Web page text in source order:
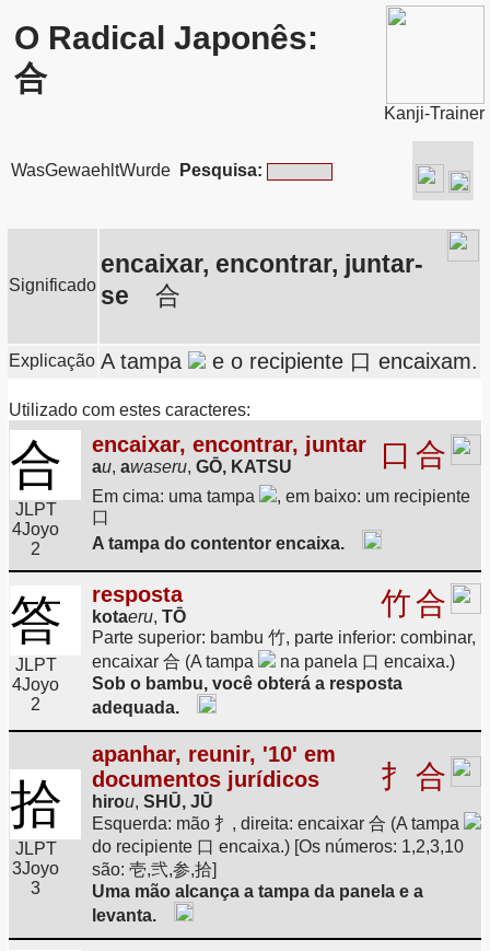
O Radical Japonês:
合
Kanji-Trainer
WasGewaehltWurde Pesquisa:
Significado
encaixar, encontrar, juntar-
se 合
Explicação A tampa e o recipiente 口 encaixam.
Utilizado com estes caracteres:
合
JLPT
4Joyo
2
encaixar, encontrar, juntar
au, awaseru, GŌ, KATSU 口 合
Em cima: uma tampa
, em baixo: um recipiente
口
A tampa do contentor encaixa.
答
JLPT
4Joyo
2
resposta
kotaeru, TŌ 竹合
Parte superior: bambu 竹, parte inferior: combinar,
encaixar 合 (A tampa
na panela 口 encaixa.)
Sob o bambu, você obterá a resposta
adequada.
拾
JLPT
3Joyo
3
apanhar, reunir, '10' em
documentos jurídicos
hirou, SHŪ, JŪ
扌 合
Esquerda: mão 扌, direita: encaixar 合 (A tampa
do recipiente 口 encaixa.) [Os números: 1,2,3,10
são: 壱,弐,参,拾]
Uma mão alcança a tampa da panela e a
levanta.